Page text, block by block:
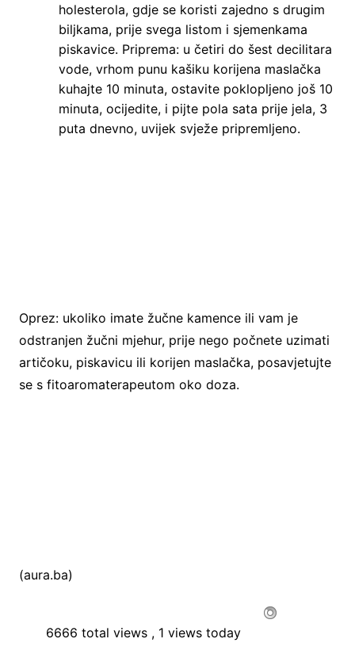
holesterola, gdje se koristi zajedno s drugim
biljkama, prije svega listom i sjemenkama
piskavice. Priprema: u četiri do šest decilitara
vode, vrhom punu kašiku korijena maslačka
kuhajte 10 minuta, ostavite poklopljeno još 10
minuta, ocijedite, i pijte pola sata prije jela, 3
puta dnevno, uvijek svježe pripremljeno.
Oprez: ukoliko imate žučne kamence ili vam je
odstranjen žučni mjehur, prije nego počnete uzimati
artičoku, piskavicu ili korijen maslačka, posavjetujte
se s fitoaromaterapeutom oko doza.
(aura.ba)
6666 total views , 1 views today